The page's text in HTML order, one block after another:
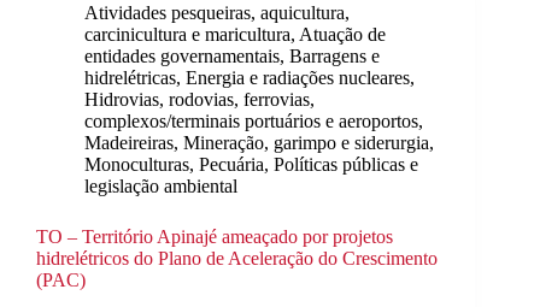
Atividades pesqueiras, aquicultura,
carcinicultura e maricultura, Atuação de
entidades governamentais, Barragens e
hidrelétricas, Energia e radiações nucleares,
Hidrovias, rodovias, ferrovias,
complexos/terminais portuários e aeroportos,
Madeireiras, Mineração, garimpo e siderurgia,
Monoculturas, Pecuária, Políticas públicas e
legislação ambiental
TO – Território Apinajé ameaçado por projetos
hidrelétricos do Plano de Aceleração do Crescimento
(PAC)